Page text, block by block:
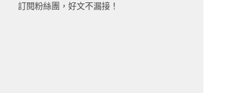
訂閱粉絲團，好文不漏接！